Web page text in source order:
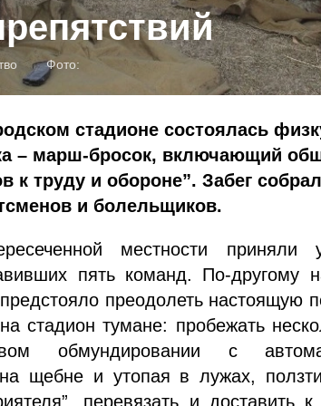
Фото:
стадионе состоялась
– марш-бросок, включающий
к труду и обороне”. Забег
и болельщиков.
местности приняли
пять команд. По-другому
преодолеть настоящую
стадион тумане: пробежать
обмундировании с
на щебне и утопая в лужах,
перевязать и доставить